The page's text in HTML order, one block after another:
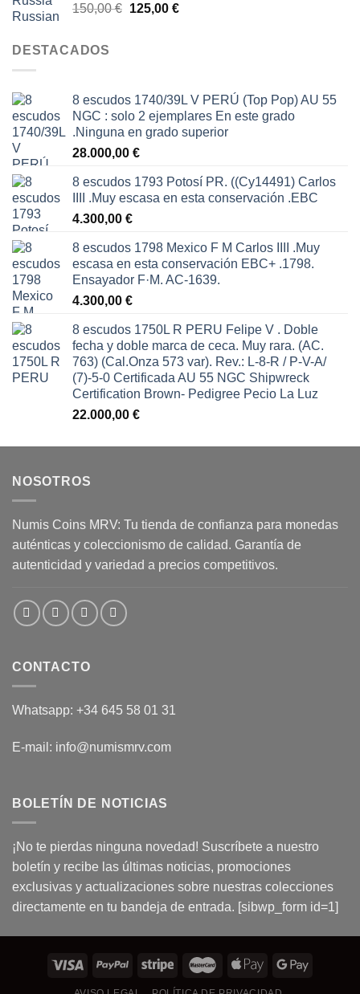
150,00€ El
125,00 €El
DESTACADOS
8 escudos 1740/39L V PERÚ (Top Pop) AU 55
NGC : solo 2 ejemplares En este grado
.Ninguna en grado superior
28.000,00 €
8 escudos 1793 Potosí PR. ((Cy14491) Carlos
IIII .Muy escasa en esta conservación .EBC
4.300,00 €
8 escudos 1798 Mexico F M Carlos IIII .Muy
escasa en esta conservación EBC+ .1798.
Ensayador F·M. AC-1639.
4.300,00 €
8 escudos 1750L R PERU Felipe V . Doble
fecha y doble marca de ceca. Muy rara. (AC.
763) (Cal.Onza 573 var). Rev.: L-8-R / P-V-A/
(7)-5-0 Certificada AU 55 NGC Shipwreck
Certification Brown- Pedigree Pecio La Luz
22.000,00 €
NOSOTROS
Numis Coins MRV: Tu tienda de confianza para monedas
auténticas y coleccionismo de calidad. Garantía de
autenticidad y variedad a precios competitivos.
CONTACTO
Whatsapp: +34 645 58 01 31
E-mail: info@numismrv.com
BOLETÍN DE NOTICIAS
¡No te pierdas ninguna novedad! Suscríbete a nuestro
boletín y recibe las últimas noticias, promociones
exclusivas y actualizaciones sobre nuestras colecciones
directamente en tu bandeja de entrada. [sibwp_form id=1]